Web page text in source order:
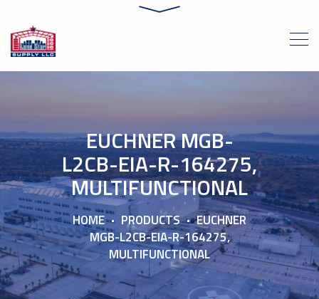
EUCHNER MGB-
L2CB-EIA-R-164275,
MULTIFUNCTIONAL
HOME PRODUCTS
EUCHNER
MGB-L2CB-EIA-R-164275,
MULTIFUNCTIONAL